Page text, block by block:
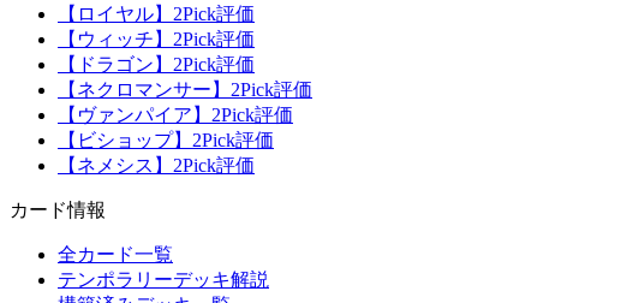
【ロイヤル】2Pick評価
【ウィッチ】2Pick評価
【ドラゴン】2Pick評価
【ネクロマンサー】2Pick評価
【ヴァンパイア】2Pick評価
【ビショップ】2Pick評価
【ネメシス】2Pick評価
カード情報
全カード一覧
テンポラリーデッキ解説